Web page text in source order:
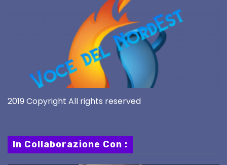
2019 Copyright All rights reserved
In Collaborazione Con :